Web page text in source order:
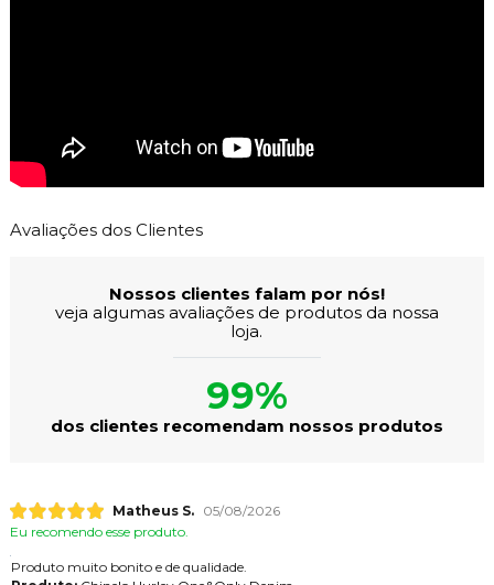
Avaliações dos Clientes
Nossos clientes falam por nós!
veja algumas avaliações de produtos da nossa
loja.
99%
dos clientes recomendam nossos produtos
Matheus S.
05/08/2026
Eu recomendo esse produto.
Produto muito bonito e de qualidade.